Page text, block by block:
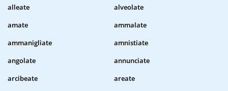
alleate
alveolate
amate
ammalate
ammanigliate
amnistiate
angolate
annunciate
arcibeate
areate